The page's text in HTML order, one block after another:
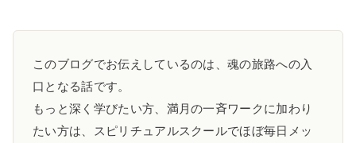
このブログでお伝えしているのは、魂の旅路への入
口となる話です。
もっと深く学びたい方、満月の一斉ワークに加わり
たい方は、スピリチュアルスクールでほぼ毎日メッ